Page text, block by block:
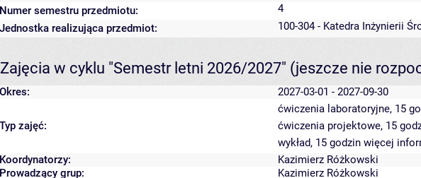
Numer semestru przedmiotu:
4
Jednostka realizująca przedmiot:
100-304 - Katedra Inżynierii
Zajęcia w cyklu "Semestr letni 2026/2027" (jeszcze nie
Okres: 2027-03-01 - 2027-09-30
Typ zajęć:
ćwiczenia laboratoryjne, 15
ćwiczenia projektowe, 15
wykład, 15 godzin więcej
Koordynatorzy:
Kazimierz Różkowski
Prowadzący grup:
Kazimierz Różkowski